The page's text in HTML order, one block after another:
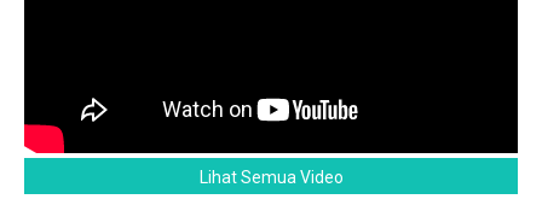
Lihat Semua Video